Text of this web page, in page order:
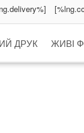
ДРУК ЖИВІ